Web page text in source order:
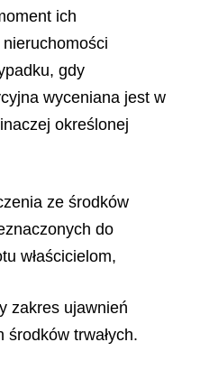
ich
gdy
wyceniana jest w
określonej
ze środków
do
właścicielom,
zakres ujawnień
trwałych.